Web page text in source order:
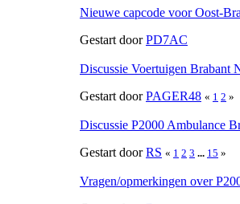
Nieuwe capcode voor Oost-
Gestart doorPD7AC
Discussie Voertuigen Brabant
Gestart doorPAGER48 « 1 2 »
Discussie P2000 Ambulance
Gestart doorRS « 1 2 3 ... 15 »
Vragen/opmerkingen over